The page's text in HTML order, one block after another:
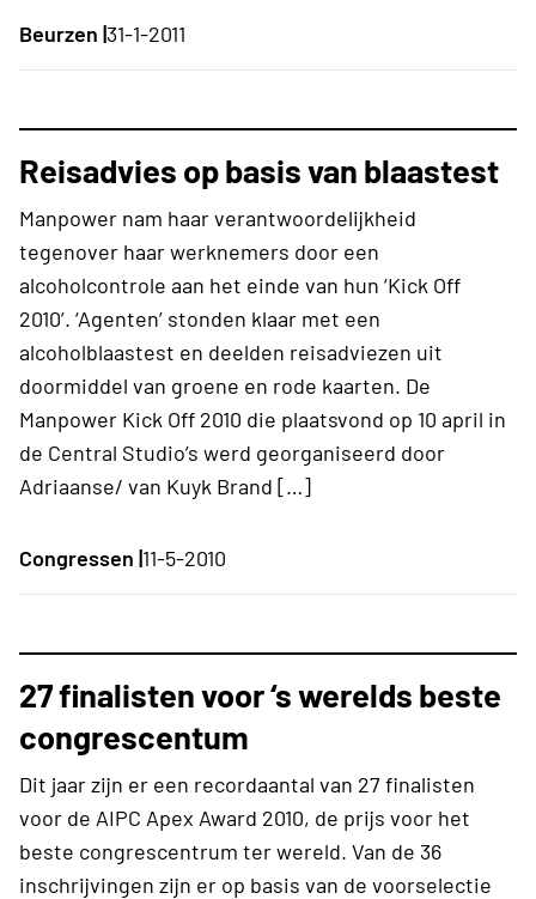
Beurzen |31-1-2011
Reisadvies op basis van blaastest
Manpower nam haar verantwoordelijkheid
tegenover haar werknemers door een
alcoholcontrole aan het einde van hun ‘Kick Off
2010’. ‘Agenten’ stonden klaar met een
alcoholblaastest en deelden reisadviezen uit
doormiddel van groene en rode kaarten. De
Manpower Kick Off 2010 die plaatsvond op 10 april in
de Central Studio’s werd georganiseerd door
Adriaanse/ van Kuyk Brand […]
Congressen |11-5-2010
27 finalisten voor ‘s werelds beste
congrescentum
Dit jaar zijn er een recordaantal van 27 finalisten
voor de AIPC Apex Award 2010, de prijs voor het
beste congrescentrum ter wereld. Van de 36
inschrijvingen zijn er op basis van de voorselectie